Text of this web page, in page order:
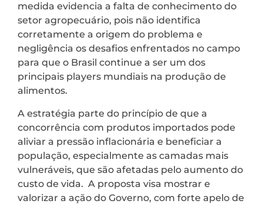
medida evidencia a falta de conhecimento do
setor agropecuário, pois não identifica
corretamente a origem do problema e
negligência os desafios enfrentados no campo
para que o Brasil continue a ser um dos
principais players mundiais na produção de
alimentos.
A estratégia parte do princípio de que a
concorrência com produtos importados pode
aliviar a pressão inflacionária e beneficiar a
população, especialmente as camadas mais
vulneráveis, que são afetadas pelo aumento do
custo de vida. A proposta visa mostrar e
valorizar a ação do Governo, com forte apelo de